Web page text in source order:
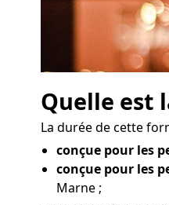
Quelle est
La durée de cette
conçue pour les
conçue pour les
Marne ;